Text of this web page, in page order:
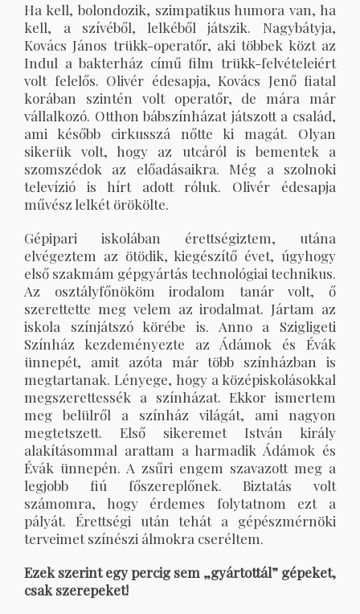
Ha kell, bolondozik, szimpatikus humora van, ha
kell, a szívéből, lelkéből játszik. Nagybátyja,
Kovács János trükk-operatőr, aki többek közt az
Indul a bakterház című film trükk-felvételeiért
volt felelős. Olivér édesapja, Kovács Jenő fiatal
korában szintén volt operatőr, de mára már
vállalkozó. Otthon bábszínházat játszott a család,
ami később cirkusszá nőtte ki magát. Olyan
sikerük volt, hogy az utcáról is bementek a
szomszédok az előadásaikra. Még a szolnoki
televízió is hírt adott róluk. Olivér édesapja
művész lelkét örökölte.
Gépipari iskolában érettségiztem, utána
elvégeztem az ötödik, kiegészítő évet, úgyhogy
első szakmám gépgyártás technológiai technikus.
Az osztályfőnököm irodalom tanár volt, ő
szerettette meg velem az irodalmat. Jártam az
iskola színjátszó körébe is. Anno a Szigligeti
Színház kezdeményezte az Ádámok és Évák
ünnepét, amit azóta már több színházban is
megtartanak. Lényege, hogy a középiskolásokkal
megszerettessék a színházat. Ekkor ismertem
meg belülről a színház világát, ami nagyon
megtetszett. Első sikeremet István király
alakításommal arattam a harmadik Ádámok és
Évák ünnepén. A zsűri engem szavazott meg a
legjobb fiú főszereplőnek. Biztatás volt
számomra, hogy érdemes folytatnom ezt a
pályát. Érettségi után tehát a gépészmérnöki
terveimet színészi álmokra cseréltem.
Ezek szerint egy percig sem „gyártottál” gépeket,
csak szerepeket!